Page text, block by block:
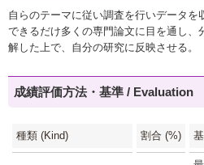
自らのテーマに従い調査を行いデータを
できるだけ多くの専門論文に目を通し、
解した上で、自分の研究に反映させる。
成績評価方法・基準 / Evaluation
種類 (Kind) 割合 (%)